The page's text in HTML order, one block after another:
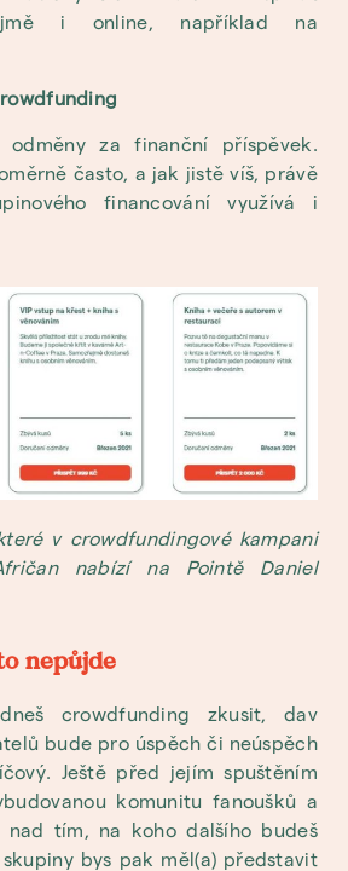
i online, například na
odměny za finanční příspěvek.
často, a jak jistě víš, právě
financování využívá i
v crowdfundingové kampani
nabízí na Pointě Daniel
nepůjde
crowdfunding zkusit, dav
bude pro úspěch či neúspěch
Ještě před jejím spuštěním
komunitu fanoušků a
nad tím, na koho dalšího budeš
bys pak měl(a) představit